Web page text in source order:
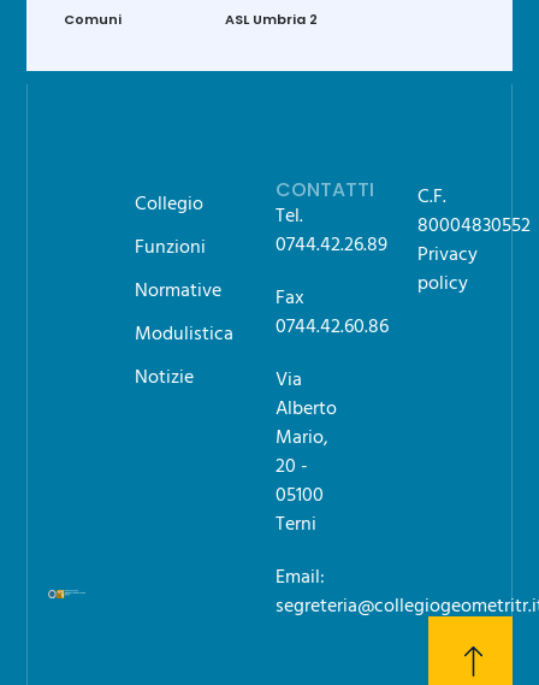
Comuni
ASL Umbria 2
Collegio
Funzioni
Normative
Modulistica
Notizie
CONTATTI
Tel.
0744.42.26.89
Fax
0744.42.60.86
Via
Alberto
Mario,
20 -
05100
Terni
Email:
C.F.
80004830552
Privacy
policy